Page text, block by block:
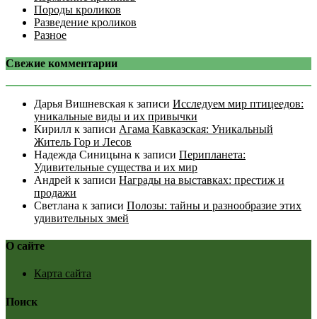
Породы кроликов
Разведение кроликов
Разное
Свежие комментарии
Дарья Вишневская к записи Исследуем мир птицеедов:
уникальные виды и их привычки
Кирилл к записи Агама Кавказская: Уникальный
Житель Гор и Лесов
Надежда Синицына к записи Перипланета:
Удивительные существа и их мир
Андрей к записи Награды на выставках: престиж и
продажи
Светлана к записи Полозы: тайны и разнообразие этих
удивительных змей
О сайте
Карта сайта
Поиск